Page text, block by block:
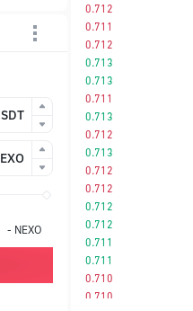
- NEXO
0.712
0.711
0.712
0.713
0.713
0.711
0.713
0.712
0.713
0.712
0.712
0.712
0.712
0.711
0.711
0.710
0.710